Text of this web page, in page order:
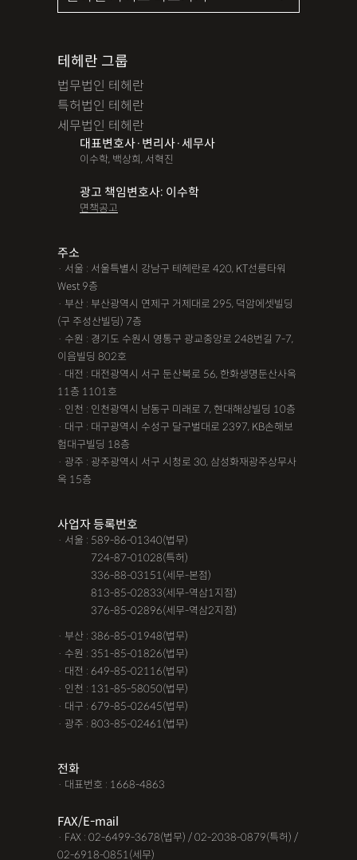
테헤란 그룹
법무법인 테헤란
특허법인 테헤란
세무법인 테헤란
대표변호사·변리사·세무사
이수학, 백상희, 서혁진
광고 책임변호사: 이수학
면책공고
주소
· 서울 : 서울특별시 강남구 테헤란로 420, KT선릉타워
West 9층
· 부산 : 부산광역시 연제구 거제대로 295, 덕암에셋빌딩
(구 주성산빌딩) 7층
· 수원 : 경기도 수원시 영통구 광교중앙로 248번길 7-7,
이음빌딩 802호
· 대전 : 대전광역시 서구 둔산북로 56, 한화생명둔산사옥
11층 1101호
· 인천 : 인천광역시 남동구 미래로 7, 현대해상빌딩 10층
· 대구 : 대구광역시 수성구 달구벌대로 2397, KB손해보
험대구빌딩 18층
· 광주 : 광주광역시 서구 시청로 30, 삼성화재광주상무사
옥 15층
사업자 등록번호
· 서울 : 589-86-01340(법무)
724-87-01028(특허)
336-88-03151(세무-본점)
813-85-02833(세무-역삼1지점)
376-85-02896(세무-역삼2지점)
· 부산 : 386-85-01948(법무)
· 수원 : 351-85-01826(법무)
· 대전 : 649-85-02116(법무)
· 인천 : 131-85-58050(법무)
· 대구 : 679-85-02645(법무)
· 광주 : 803-85-02461(법무)
전화
· 대표번호 : 1668-4863
FAX/E-mail
· FAX : 02-6499-3678(법무) / 02-2038-0879(특허) /
02-6918-0851(세무)